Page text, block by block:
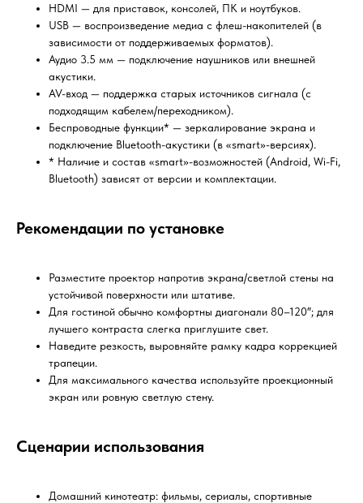
HDMI — для приставок, консолей, ПК и ноутбуков.
USB — воспроизведение медиа с флеш-накопителей (в
зависимости от поддерживаемых форматов).
Аудио 3.5 мм — подключение наушников или внешней
акустики.
AV-вход — поддержка старых источников сигнала (с
подходящим кабелем/переходником).
Беспроводные функции* — зеркалирование экрана и
подключение Bluetooth-акустики (в «smart»-версиях).
* Наличие и состав «smart»-возможностей (Android, Wi-Fi,
Bluetooth) зависят от версии и комплектации.
Рекомендации по установке
Разместите проектор напротив экрана/светлой стены на
устойчивой поверхности или штативе.
Для гостиной обычно комфортны диагонали 80–120″; для
лучшего контраста слегка приглушите свет.
Наведите резкость, выровняйте рамку кадра коррекцией
трапеции.
Для максимального качества используйте проекционный
экран или ровную светлую стену.
Сценарии использования
Домашний кинотеатр: фильмы, сериалы, спортивные